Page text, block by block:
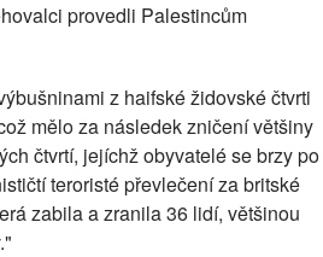
provedli Palestincům
z haifské židovské čtvrti
mělo za následek zničení většiny
čtvrtí, jejíchž obyvatelé se brzy po
teroristé převlečení za britské
zabila a zranila 36 lidí, většinou